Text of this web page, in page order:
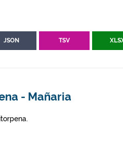
JSON TSV
- Mañaria